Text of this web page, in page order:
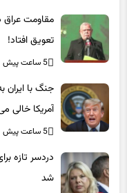
مقاومت عراق
تعویق افتاد!
5 ساعت پیش
جنگ با ایران
آمریکا خالی
5 ساعت پیش
دردسر تازه
شد